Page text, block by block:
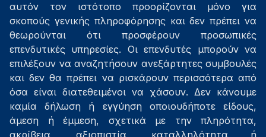
αυτόν τον ιστότοπο προορίζονται μόνο για
σκοπούς γενικής πληροφόρησης και δεν πρέπει να
θεωρούνται ότι προσφέρουν προσωπικές
επενδυτικές υπηρεσίες. Οι επενδυτές μπορούν να
επιλέξουν να αναζητήσουν ανεξάρτητες συμβουλές
και δεν θα πρέπει να ρισκάρουν περισσότερα από
όσα είναι διατεθειμένοι να χάσουν. Δεν κάνουμε
καμία δήλωση ή εγγύηση οποιουδήποτε είδους,
άμεση ή έμμεση, σχετικά με την πληρότητα,
ακρίβεια, αξιοπιστία, καταλληλότητα ή